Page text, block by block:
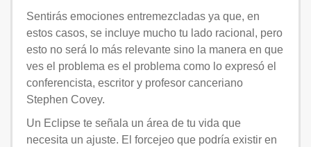
Sentirás emociones entremezcladas ya que, en
estos casos, se incluye mucho tu lado racional, pero
esto no será lo más relevante sino la manera en que
ves el problema es el problema como lo expresó el
conferencista, escritor y profesor canceriano
Stephen Covey.
Un Eclipse te señala un área de tu vida que
necesita un ajuste. El forcejeo que podría existir en